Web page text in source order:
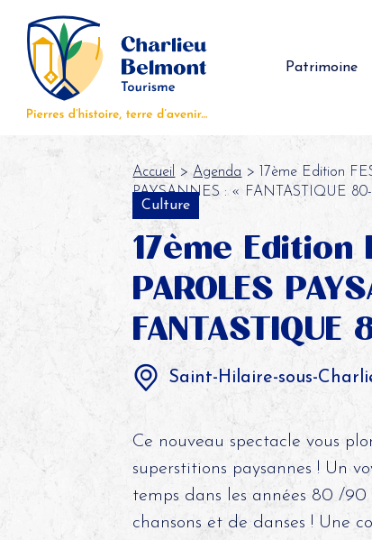
Patrimoine
Accueil > Agenda > 17ème Edition
PAYSANNES : « FANTASTIQUE
Culture
17ème Edition
PAROLES
FANTASTIQUE
Saint-Hilaire-sous-
Ce nouveau spectacle vous
superstitions paysannes ! Un
temps dans les années 80 /90
chansons et de danses ! Une
Panneau de gestion des cookies